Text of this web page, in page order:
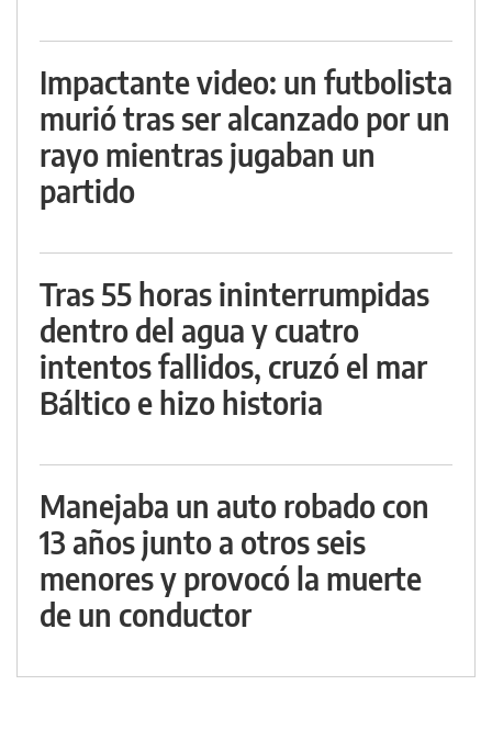
Impactante video: un futbolista
murió tras ser alcanzado por un
rayo mientras jugaban un
partido
Tras 55 horas ininterrumpidas
dentro del agua y cuatro
intentos fallidos, cruzó el mar
Báltico e hizo historia
Manejaba un auto robado con
13 años junto a otros seis
menores y provocó la muerte
de un conductor